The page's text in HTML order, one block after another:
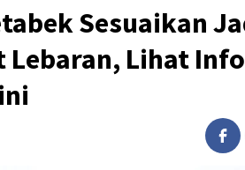
Sesuaikan
Lebaran, Lihat